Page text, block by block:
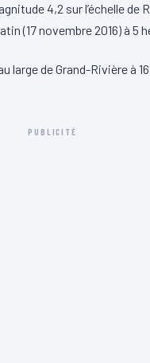
4,2 sur l’échelle de
(17 novembre 2016) à 5
large de Grand-Rivière à
PUBLICITÉ